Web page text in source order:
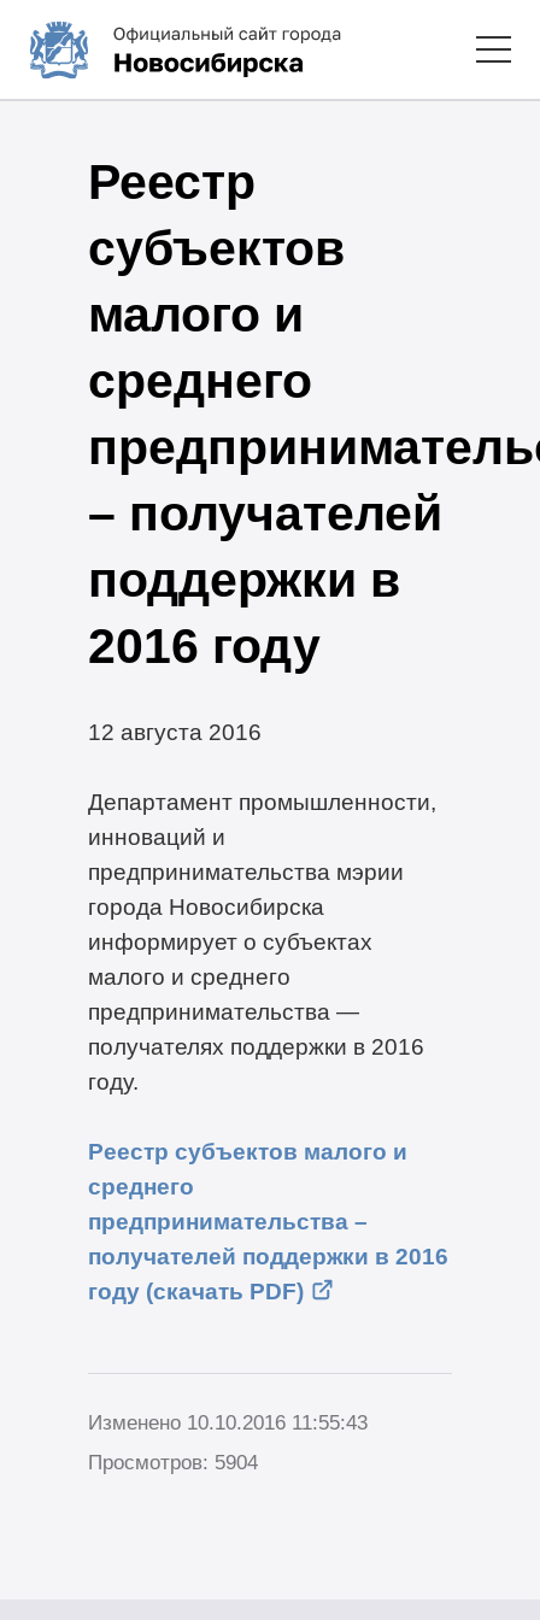
Реестр
субъектов
малого и
среднего
– получателей
поддержки в
2016 году
12 августа 2016
Департамент промышленности,
инноваций и
предпринимательства мэрии
города Новосибирска
информирует о субъектах
малого и среднего
предпринимательства —
получателях поддержки в 2016
году.
Реестр субъектов малого и
среднего
предпринимательства –
получателей поддержки в 2016
году (скачать PDF)
Изменено 10.10.2016 11:55:43
Просмотров: 5904